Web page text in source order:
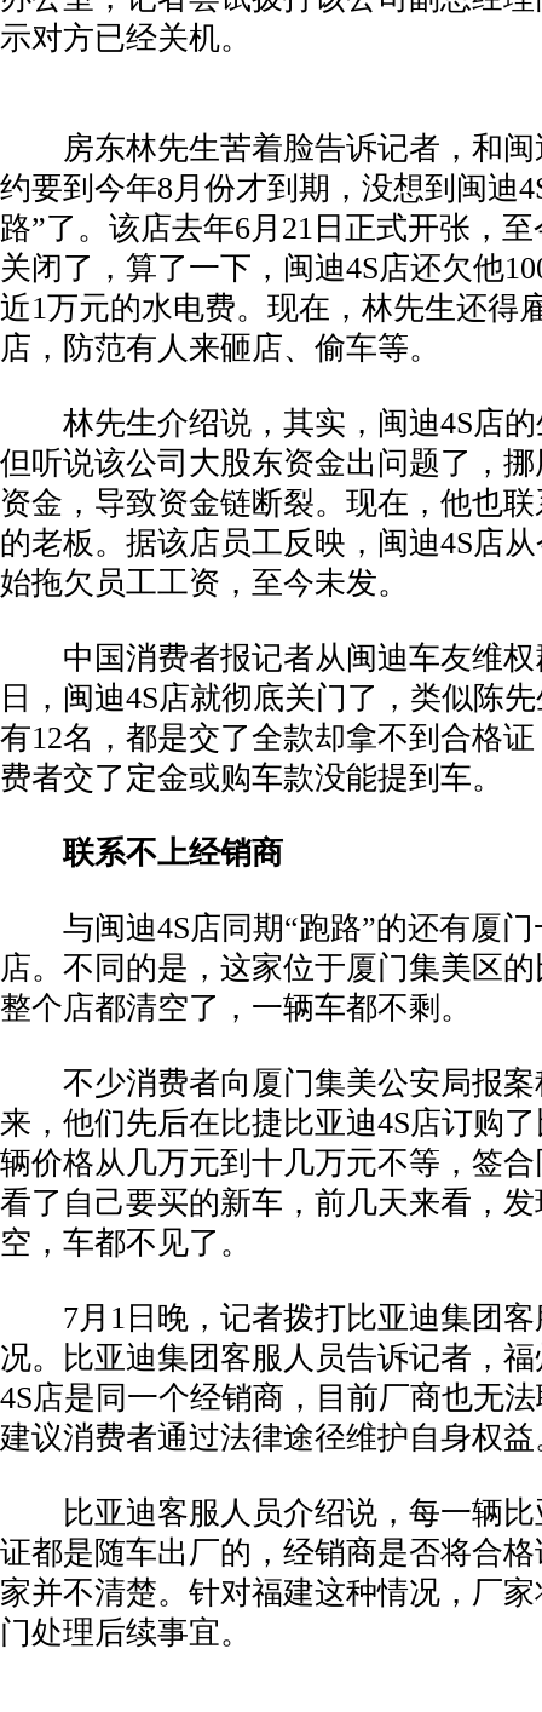
示对方已经关机。
房东林先生苦着脸告诉记者，和闽
约要到今年8月份才到期，没想到闽迪
路”了。该店去年6月21日正式开张，
关闭了，算了一下，闽迪4S店还欠他
近1万元的水电费。现在，林先生还得
店，防范有人来砸店、偷车等。
林先生介绍说，其实，闽迪4S店的
但听说该公司大股东资金出问题了，
资金，导致资金链断裂。现在，他也
的老板。据该店员工反映，闽迪4S店
始拖欠员工工资，至今未发。
中国消费者报记者从闽迪车友维权
日，闽迪4S店就彻底关门了，类似陈
有12名，都是交了全款却拿不到合格
费者交了定金或购车款没能提到车。
联系不上经销商
与闽迪4S店同期“跑路”的还有厦门
店。不同的是，这家位于厦门集美区
整个店都清空了，一辆车都不剩。
不少消费者向厦门集美公安局报案
来，他们先后在比捷比亚迪4S店订购
辆价格从几万元到十几万元不等，签
看了自己要买的新车，前几天来看，
空，车都不见了。
7月1日晚，记者拨打比亚迪集团客
况。比亚迪集团客服人员告诉记者，
4S店是同一个经销商，目前厂商也无
建议消费者通过法律途径维护自身权益
比亚迪客服人员介绍说，每一辆比
证都是随车出厂的，经销商是否将合
家并不清楚。针对福建这种情况，厂
门处理后续事宜。